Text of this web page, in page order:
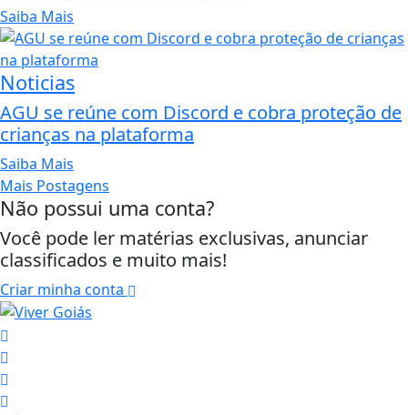
Saiba Mais
Noticias
AGU se reúne com Discord e cobra proteção de
crianças na plataforma
Saiba Mais
Mais Postagens
Não possui uma conta?
Você pode ler matérias exclusivas, anunciar
classificados e muito mais!
Criar minha conta